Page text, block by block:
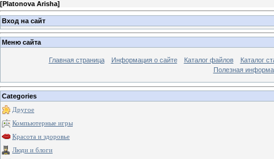
[Platonova Arisha]
Вход на сайт
Меню сайта
Главная страница Информация о сайте Каталог файлов
Каталог
Полезная
Categories
Другое
Компьютерные игры
Красота и здоровье
Люди и блоги